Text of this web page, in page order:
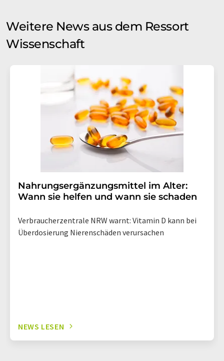
Weitere News aus dem Ressort
Wissenschaft
Nahrungsergänzungsmittel im Alter:
Wann sie helfen und wann sie schaden
Verbraucherzentrale NRW warnt: Vitamin D kann bei
Überdosierung Nierenschäden verursachen
NEWS LESEN